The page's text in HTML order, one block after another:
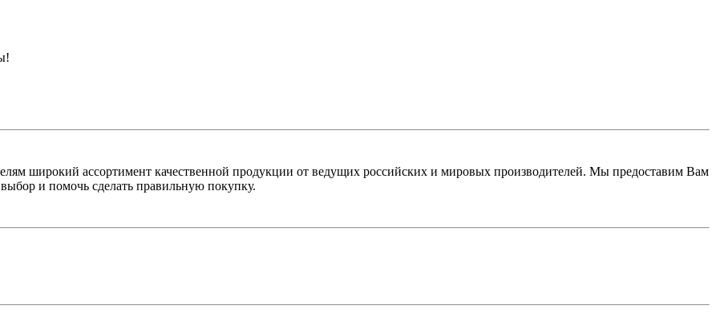
широкий ассортимент качественной продукции от ведущих российских и мировых производителей. Мы предоставим Вам
и помочь сделать правильную покупку.